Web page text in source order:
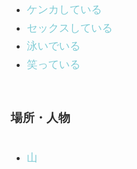
ケンカしている
セックスしている
泳いでいる
笑っている
場所・人物
山